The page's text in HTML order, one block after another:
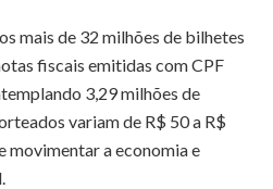
mais de 32 milhões de bilhetes
fiscais emitidas com CPF
3,29 milhões de
variam de R$ 50 a R$
movimentar a economia e